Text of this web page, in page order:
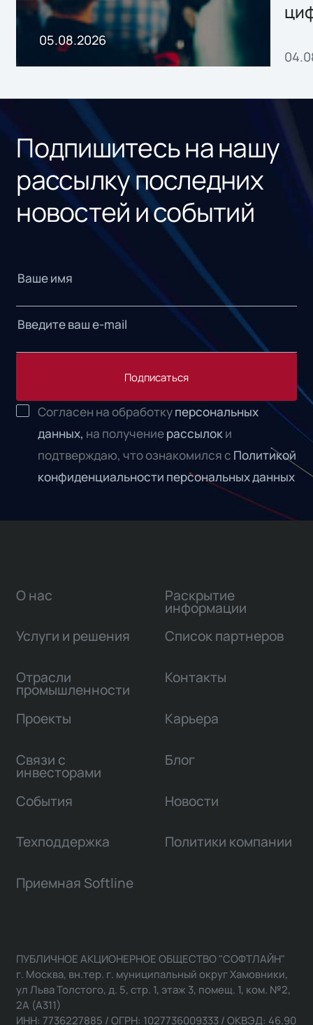
05.08.2026
Подпишитесь на нашу
рассылку последних
новостей и событий
Подписаться
Согласен на обработкуперсональных
данных, на получениерассылоки
подтверждаю, что ознакомился с Политикой
конфиденциальности персональных данных
О нас
Услуги и решения
Отрасли
промышленности
Проекты
Связи с
инвесторами
Раскрытие
информации
Список партнеров
Контакты
Карьера
Блог
События Новости
Техподдержка Политики компании
Приемная Softline
ПУБЛИЧНОЕ АКЦИОНЕРНОЕ ОБЩЕСТВО "СОФТЛАЙН"
г. Москва, вн.тер. г. муниципальный округ Хамовники,
ул Льва Толстого, д. 5, стр. 1, этаж 3, помещ. 1, ком. №2,
2А (А311)
ИНН: 7736227885 / ОГРН: 1027736009333 / ОКВЭД: 46.90